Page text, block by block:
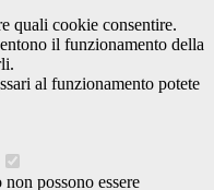
quali cookie consentire.
il funzionamento della
al funzionamento potete
possono essere